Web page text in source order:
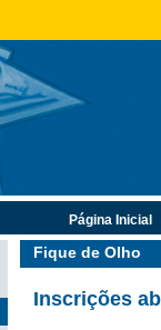
Fique de Olho
Inscrições
Página Inicial